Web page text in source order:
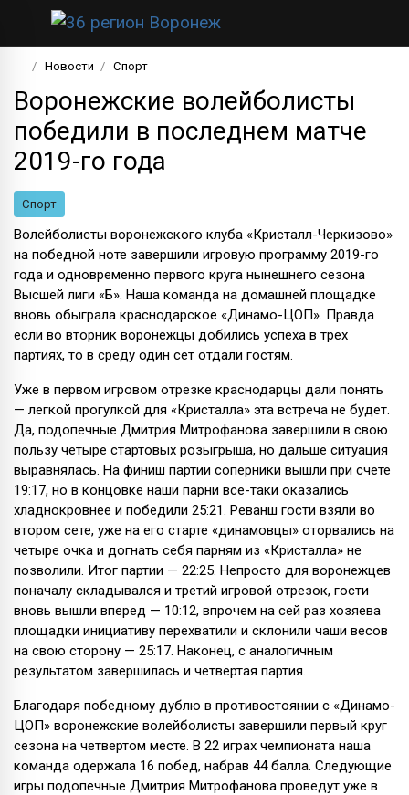
Новости Спорт
Воронежские волейболисты
победили в последнем матче
2019-го года
Спорт
Волейболисты воронежского клуба «Кристалл-Черкизово»
на победной ноте завершили игровую программу 2019-го
года и одновременно первого круга нынешнего сезона
Высшей лиги «Б». Наша команда на домашней площадке
вновь обыграла краснодарское «Динамо-ЦОП». Правда
если во вторник воронежцы добились успеха в трех
партиях, то в среду один сет отдали гостям.
Уже в первом игровом отрезке краснодарцы дали понять
— легкой прогулкой для «Кристалла» эта встреча не будет.
Да, подопечные Дмитрия Митрофанова завершили в свою
пользу четыре стартовых розыгрыша, но дальше ситуация
выравнялась. На финиш партии соперники вышли при счете
19:17, но в концовке наши парни все-таки оказались
хладнокровнее и победили 25:21. Реванш гости взяли во
втором сете, уже на его старте «динамовцы» оторвались на
четыре очка и догнать себя парням из «Кристалла» не
позволили. Итог партии — 22:25. Непросто для воронежцев
поначалу складывался и третий игровой отрезок, гости
вновь вышли вперед — 10:12, впрочем на сей раз хозяева
площадки инициативу перехватили и склонили чаши весов
на свою сторону — 25:17. Наконец, с аналогичным
результатом завершилась и четвертая партия.
Благодаря победному дублю в противостоянии с «Динамо-
ЦОП» воронежские волейболисты завершили первый круг
сезона на четвертом месте. В 22 играх чемпионата наша
команда одержала 16 побед, набрав 44 балла. Следующие
игры подопечные Дмитрия Митрофанова проведут уже в